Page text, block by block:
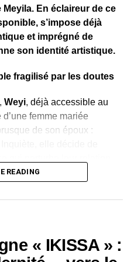
Ensemble, les deux artistes
le village, l’identité
terroir gabonais.
Email
>>
En éclaireur de ce
s’impose déjà
et imprégné de
son identité artistique.
fragilisé par les doutes
Weyi, déjà accessible au
femme mariée
de son époux :
son amour tout en
pas se laisser influencer
la confiance, la
face aux on-dit.
sa capacité à
READING
« IKISSA » :